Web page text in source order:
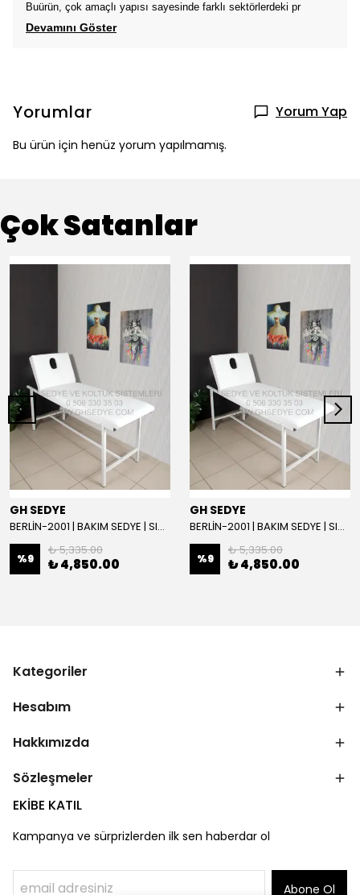
Buürün, çok amaçlı yapısı sayesinde farklı sektörlerdeki pr
Devamını Göster
Yorumlar Yorum Yap
Bu ürün için henüz yorum yapılmamış.
Çok Satanlar
GH SEDYE
BERLİN-2001 | BAKIM SEDYE | SIRT AYARLI | BEYAZ
%9
₺ 5,335.00
₺ 4,850.00
GH SEDYE
BERLİN-2001 | BAKIM SEDYE | SIRT AYARLI
%9
₺ 5,335.00
₺ 4,850.00
Kategoriler
Hesabım
Hakkımızda
Sözleşmeler
EKİBE KATIL
Kampanya ve sürprizlerden ilk sen haberdar ol
Abone Ol